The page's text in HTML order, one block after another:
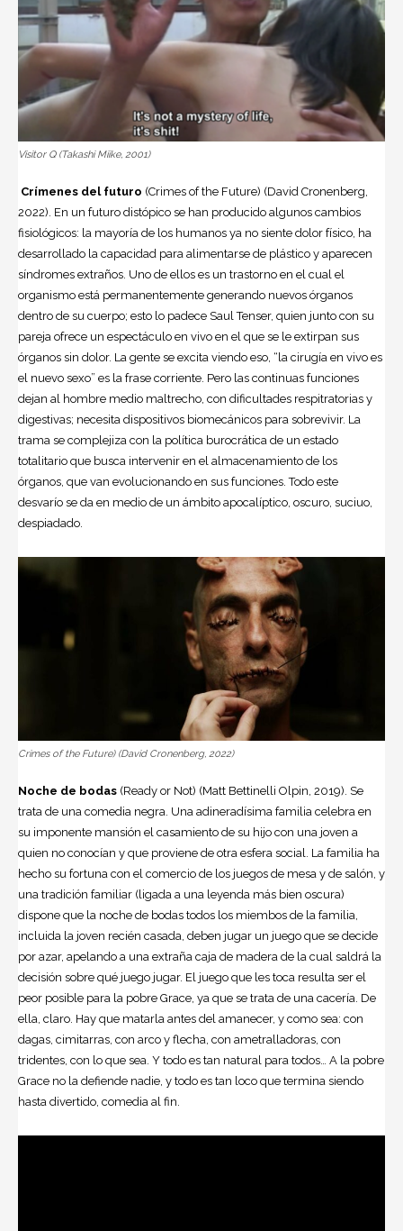
Visitor Q (Takashi Miike, 2001)
Crímenes del futuro (Crimes of the Future) (David Cronenberg,
2022). En un futuro distópico se han producido algunos cambios
fisiológicos: la mayoría de los humanos ya no siente dolor físico, ha
desarrollado la capacidad para alimentarse de plástico y aparecen
síndromes extraños. Uno de ellos es un trastorno en el cual el
organismo está permanentemente generando nuevos órganos
dentro de su cuerpo; esto lo padece Saul Tenser, quien junto con su
pareja ofrece un espectáculo en vivo en el que se le extirpan sus
órganos sin dolor. La gente se excita viendo eso, “la cirugía en vivo es
el nuevo sexo” es la frase corriente. Pero las continuas funciones
dejan al hombre medio maltrecho, con dificultades respitratorias y
digestivas; necesita dispositivos biomecánicos para sobrevivir. La
trama se complejiza con la política burocrática de un estado
totalitario que busca intervenir en el almacenamiento de los
órganos, que van evolucionando en sus funciones. Todo este
desvarío se da en medio de un ámbito apocalíptico, oscuro, suciuo,
despiadado.
Crimes of the Future) (David Cronenberg, 2022)
Noche de bodas (Ready or Not) (Matt Bettinelli Olpin, 2019). Se
trata de una comedia negra. Una adineradísima familia celebra en
su imponente mansión el casamiento de su hijo con una joven a
quien no conocían y que proviene de otra esfera social. La familia ha
hecho su fortuna con el comercio de los juegos de mesa y de salón, y
una tradición familiar (ligada a una leyenda más bien oscura)
dispone que la noche de bodas todos los miembos de la familia,
incluida la joven recién casada, deben jugar un juego que se decide
por azar, apelando a una extraña caja de madera de la cual saldrá la
decisión sobre qué juego jugar. El juego que les toca resulta ser el
peor posible para la pobre Grace, ya que se trata de una cacería. De
ella, claro. Hay que matarla antes del amanecer, y como sea: con
dagas, cimitarras, con arco y flecha, con ametralladoras, con
tridentes, con lo que sea. Y todo es tan natural para todos… A la pobre
Grace no la defiende nadie, y todo es tan loco que termina siendo
hasta divertido, comedia al fin.